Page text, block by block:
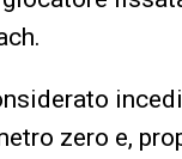
zero e,